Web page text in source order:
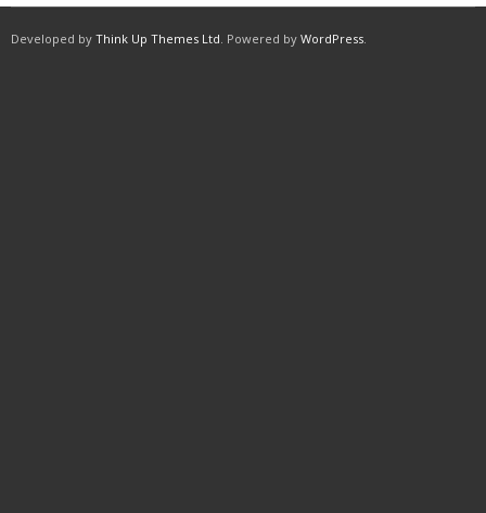
Developed by Think Up Themes Ltd. Powered by WordPress.